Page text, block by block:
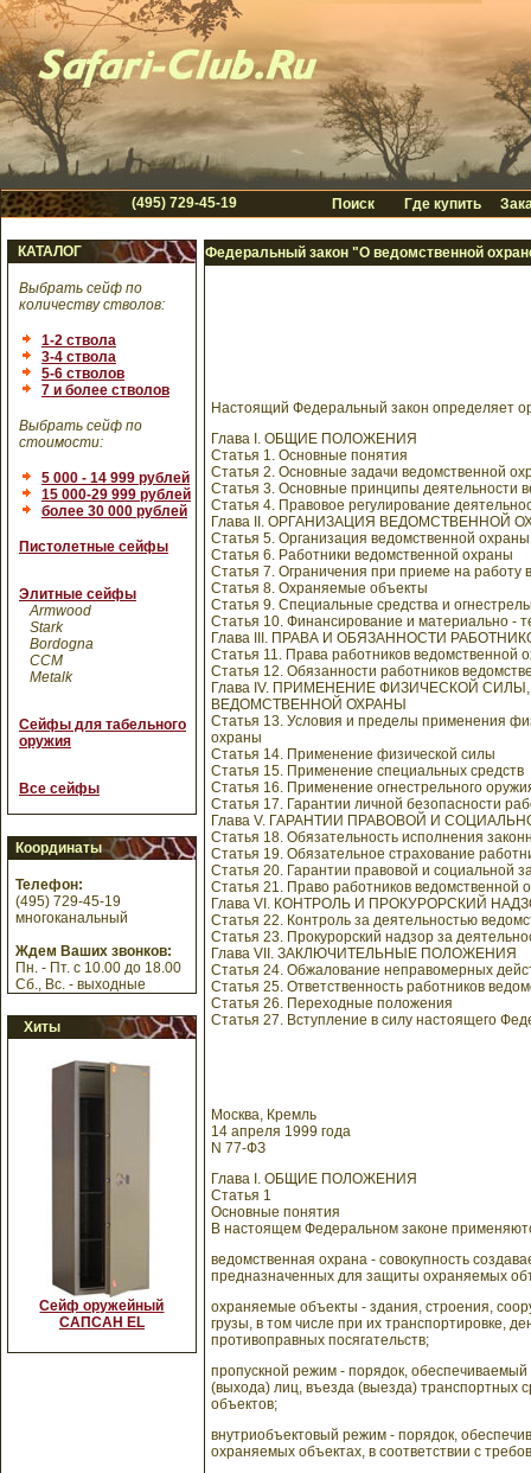
(495) 729-45-19 Поиск Где купить
КАТАЛОГ
Выбрать сейф по
количеству стволов:
1-2 ствола
3-4 ствола
5-6 стволов
7 и более стволов
Выбрать сейф по
стоимости:
5 000 - 14 999 рублей
15 000-29 999 рублей
более 30 000 рублей
Пистолетные сейфы
Элитные сейфы
Armwood
Stark
Bordogna
CCM
Metalk
Сейфы для табельного
оружия
Все сейфы
Координаты
Телефон:
(495) 729-45-19
многоканальный
Ждем Ваших звонков:
Пн. - Пт. с 10.00 до 18.00
Сб., Вс. - выходные
Хиты
Сейф оружейный
САПСАН EL
Федеральный закон "О ведомственной
Настоящий Федеральный закон определяет
Глава I. ОБЩИЕ ПОЛОЖЕНИЯ
Статья 1. Основные понятия
Статья 2. Основные задачи ведомственной
Статья 3. Основные принципы деятельности
Статья 4. Правовое регулирование
Глава II. ОРГАНИЗАЦИЯ ВЕДОМСТВЕННОЙ
Статья 5. Организация ведомственной охраны
Статья 6. Работники ведомственной охраны
Статья 7. Ограничения при приеме на работу
Статья 8. Охраняемые объекты
Статья 9. Специальные средства и
Статья 10. Финансирование и материально -
Глава III. ПРАВА И ОБЯЗАННОСТИ
Статья 11. Права работников ведомственной
Статья 12. Обязанности работников
Глава IV. ПРИМЕНЕНИЕ ФИЗИЧЕСКОЙ
ВЕДОМСТВЕННОЙ ОХРАНЫ
Статья 13. Условия и пределы применения
охраны
Статья 14. Применение физической силы
Статья 15. Применение специальных средств
Статья 16. Применение огнестрельного
Статья 17. Гарантии личной безопасности
Глава V. ГАРАНТИИ ПРАВОВОЙ И
Статья 18. Обязательность исполнения
Статья 19. Обязательное страхование
Статья 20. Гарантии правовой и социальной
Статья 21. Право работников
Глава VI. КОНТРОЛЬ И ПРОКУРОРСКИЙ
Статья 22. Контроль за деятельностью
Статья 23. Прокурорский надзор за
Глава VII. ЗАКЛЮЧИТЕЛЬНЫЕ ПОЛОЖЕНИЯ
Статья 24. Обжалование неправомерных
Статья 25. Ответственность работников
Статья 26. Переходные положения
Статья 27. Вступление в силу настоящего
Москва, Кремль
14 апреля 1999 года
N 77-ФЗ
Глава I. ОБЩИЕ ПОЛОЖЕНИЯ
Статья 1
Основные понятия
В настоящем Федеральном законе
ведомственная охрана - совокупность
предназначенных для защиты охраняемых
охраняемые объекты - здания, строения,
грузы, в том числе при их транспортировке,
противоправных посягательств;
пропускной режим - порядок,
(выхода) лиц, въезда (выезда) транспортных
объектов;
внутриобъектовый режим - порядок,
охраняемых объектах, в соответствии с